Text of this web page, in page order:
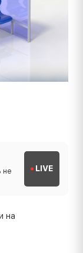
не
LIVE
на